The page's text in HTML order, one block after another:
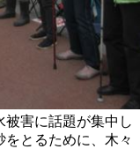
害に話題が集中し
とるために、木々